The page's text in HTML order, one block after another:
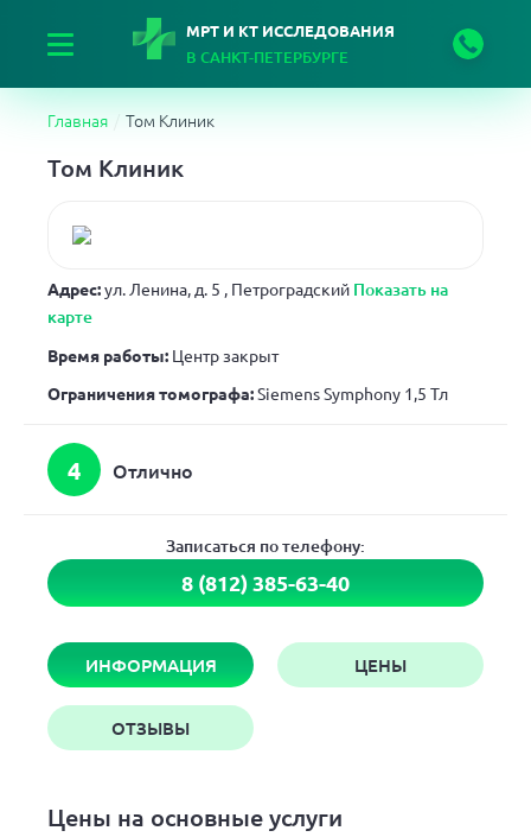
МРТ И КТ ИССЛЕДОВАНИЯ
В САНКТ-ПЕТЕРБУРГЕ
Главная Том Клиник
Том Клиник
Адрес:ул. Ленина, д. 5 , Петроградский Показать на
карте
Время работы: Центр закрыт
Ограничения томографа:Siemens Symphony 1,5 Тл
4 Отлично
Записаться по телефону:
8 (812) 385-63-40
ИНФОРМАЦИЯ ЦЕНЫ
ОТЗЫВЫ
Цены на основные услуги